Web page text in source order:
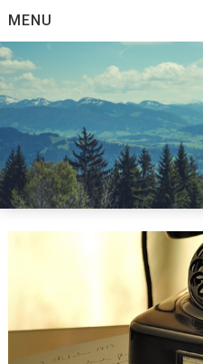
to
content
MENU